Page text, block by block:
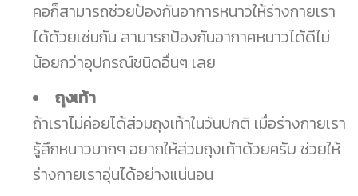
คอก็สามารถช่วยป้องกันอาการหนาวให้ร่างกายเรา
ได้ด้วยเช่นกัน สามารถป้องกันอากาศหนาวได้ดีไม่
น้อยกว่าอุปกรณ์ชนิดอื่นๆ เลย
ถุงเท้า
ถ้าเราไม่ค่อยได้ส่วมถุงเท้าในวันปกติ เมื่อร่างกายเรา
รู้สึกหนาวมากๆ อยากให้ส่วมถุงเท้าด้วยครับ ช่วยให้
ร่างกายเราอุ่นได้อย่างแน่นอน